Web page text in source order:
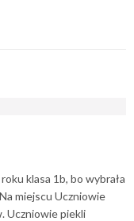
klasa 1b, bo wybrała
miejscu Uczniowie
Uczniowie piekli